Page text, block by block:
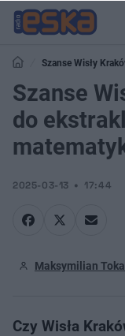
Szanse Wisły
matematyka?
Szanse
do
2025-03-13 17:44
Maksymilian
Czy Wisła